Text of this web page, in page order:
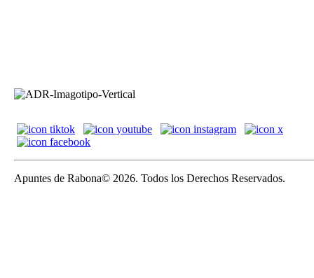
Apuntes de Rabona© 2026. Todos los Derechos Reservados.